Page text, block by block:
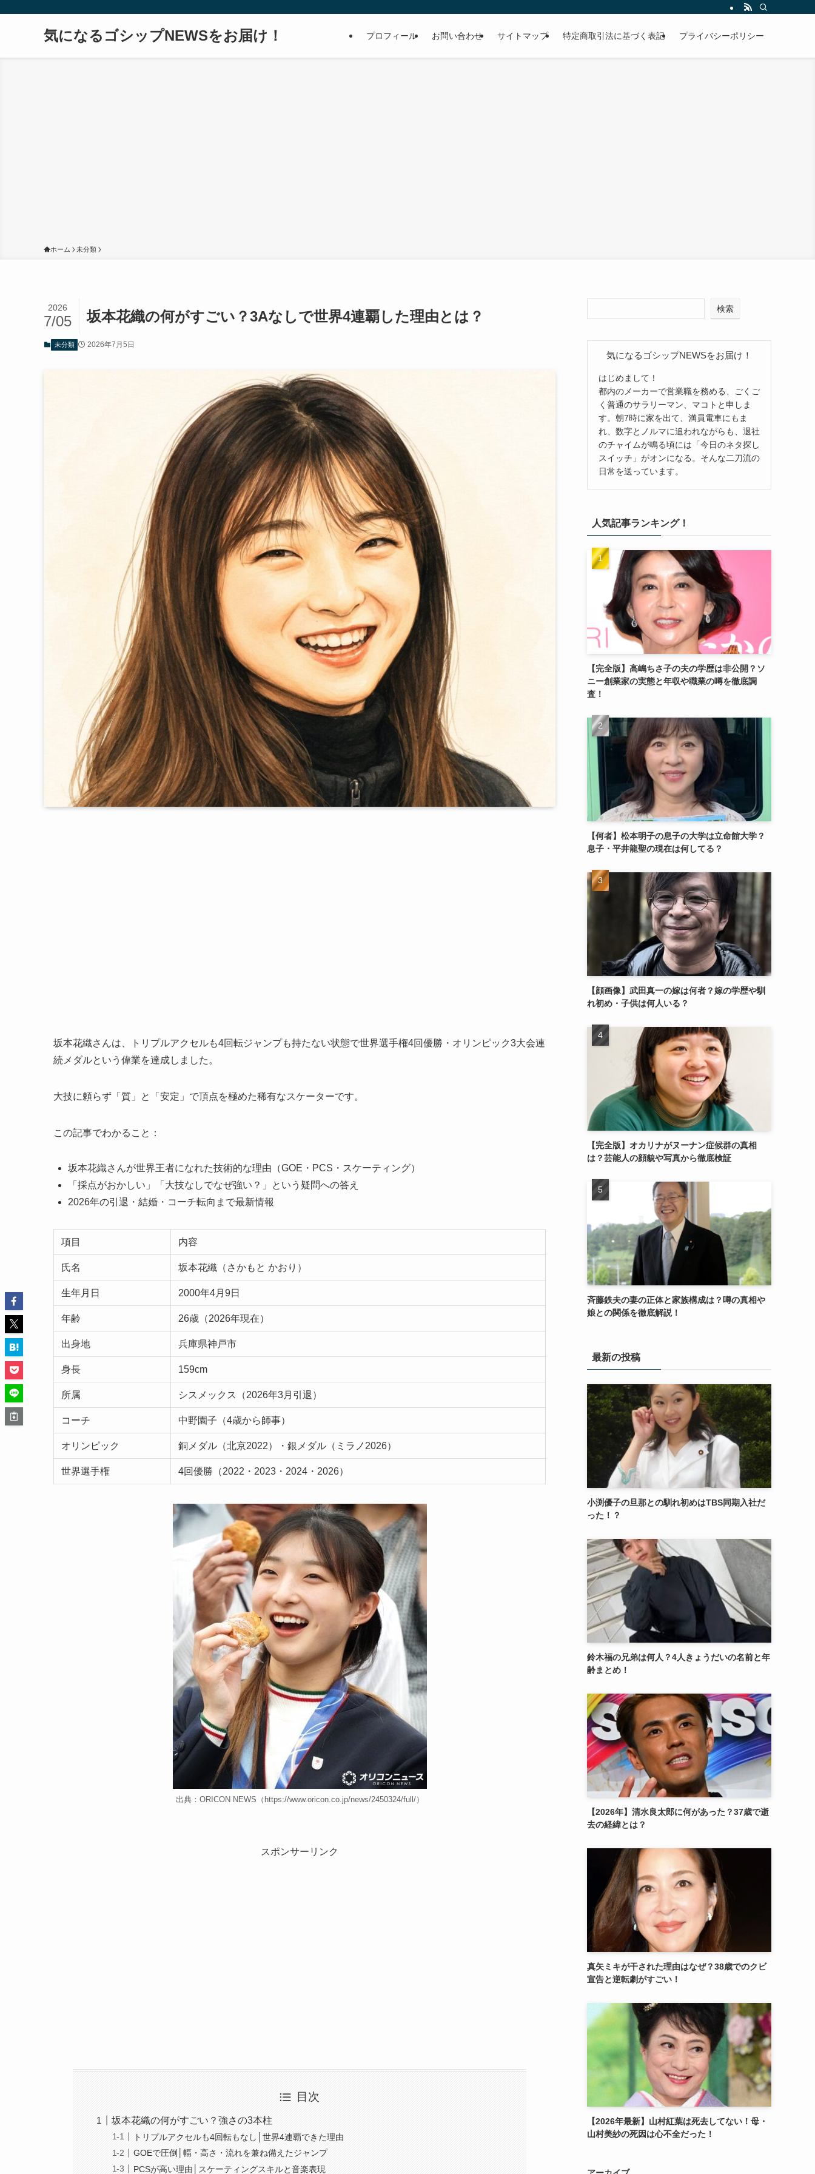
気になるゴシップNEWSをお届け！ プロフィール お問い合わせ サイトマップ 特定商取引法に基づく表記 プライバシーポリシー
ホーム 未分類
坂本花織の何がすごい？3Aなしで世界4連覇した理由とは？
2026
7/05
未分類 2026年7月5日
坂本花織さんは、トリプルアクセルも4回転ジャンプも持たない状態で世界選手権4回優勝・オリンピック3大会連
続メダルという偉業を達成しました。
大技に頼らず「質」と「安定」で頂点を極めた稀有なスケーターです。
この記事でわかること：
坂本花織さんが世界王者になれた技術的な理由（GOE・PCS・スケーティング）
「採点がおかしい」「大技なしでなぜ強い？」という疑問への答え
2026年の引退・結婚・コーチ転向まで最新情報
項目 内容
氏名 坂本花織（さかもと かおり）
生年月日 2000年4月9日
年齢 26歳（2026年現在）
出身地 兵庫県神戸市
身長 159cm
所属 シスメックス（2026年3月引退）
コーチ 中野園子（4歳から師事）
オリンピック 銅メダル（北京2022）・銀メダル（ミラノ2026）
世界選手権 4回優勝（2022・2023・2024・2026）
出典：ORICON NEWS（https://www.oricon.co.jp/news/2450324/full/）
スポンサーリンク
目次
坂本花織の何がすごい？強さの3本柱
トリプルアクセルも4回転もなし│世界4連覇できた理由
GOEで圧倒│幅・高さ・流れを兼ね備えたジャンプ
PCSが高い理由│スケーティングスキルと音楽表現
検索
気になるゴシップNEWSをお届け！
はじめまして！
都内のメーカーで営業職を務める、ごくご
く普通のサラリーマン、マコトと申しま
す。朝7時に家を出て、満員電車にもま
れ、数字とノルマに追われながらも、退社
のチャイムが鳴る頃には「今日のネタ探し
スイッチ」がオンになる。そんな二刀流の
日常を送っています。
人気記事ランキング！
【完全版】高嶋ちさ子の夫の学歴は非公開？ソ
ニー創業家の実態と年収や職業の噂を徹底調
査！
【何者】松本明子の息子の大学は立命館大学？
息子・平井龍聖の現在は何してる？
【顔画像】武田真一の嫁は何者？嫁の学歴や馴
れ初め・子供は何人いる？
【完全版】オカリナがヌーナン症候群の真相
は？芸能人の顔貌や写真から徹底検証
斉藤鉄夫の妻の正体と家族構成は？噂の真相や
娘との関係を徹底解説！
最新の投稿
小渕優子の旦那との馴れ初めはTBS同期入社だ
った！？
鈴木福の兄弟は何人？4人きょうだいの名前と年
齢まとめ！
【2026年】清水良太郎に何があった？37歳で逝
去の経緯とは？
真矢ミキが干された理由はなぜ？38歳でのクビ
宣告と逆転劇がすごい！
【2026年最新】山村紅葉は死去してない！母・
山村美紗の死因は心不全だった！